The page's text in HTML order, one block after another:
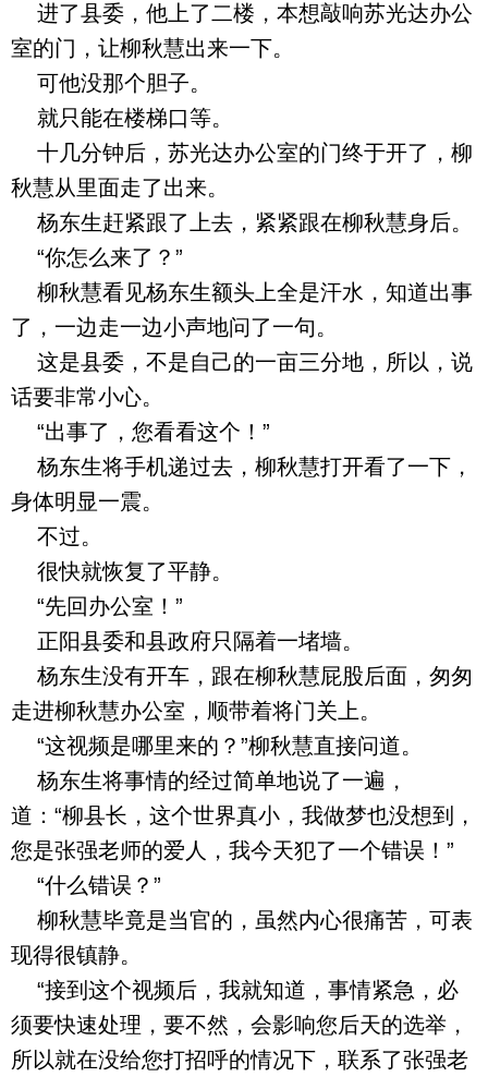
进了县委，他上了二楼，本想敲响苏光达办公
室的门，让柳秋慧出来一下。
可他没那个胆子。
就只能在楼梯口等。
十几分钟后，苏光达办公室的门终于开了，柳
秋慧从里面走了出来。
杨东生赶紧跟了上去，紧紧跟在柳秋慧身后。
“你怎么来了？”
柳秋慧看见杨东生额头上全是汗水，知道出事
了，一边走一边小声地问了一句。
这是县委，不是自己的一亩三分地，所以，说
话要非常小心。
“出事了，您看看这个！”
杨东生将手机递过去，柳秋慧打开看了一下，
身体明显一震。
不过。
很快就恢复了平静。
“先回办公室！”
正阳县委和县政府只隔着一堵墙。
杨东生没有开车，跟在柳秋慧屁股后面，匆匆
走进柳秋慧办公室，顺带着将门关上。
“这视频是哪里来的？”柳秋慧直接问道。
杨东生将事情的经过简单地说了一遍，
道：“柳县长，这个世界真小，我做梦也没想到，
您是张强老师的爱人，我今天犯了一个错误！”
“什么错误？”
柳秋慧毕竟是当官的，虽然内心很痛苦，可表
现得很镇静。
“接到这个视频后，我就知道，事情紧急，必
须要快速处理，要不然，会影响您后天的选举，
所以就在没给您打招呼的情况下，联系了张强老